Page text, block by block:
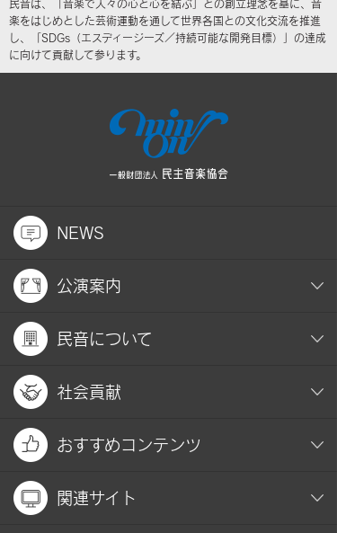
民音は、「音楽で人々の心と心を結ぶ」との創立理念を基に、音
楽をはじめとした芸術運動を通して世界各国との文化交流を推進
し、「SDGs（エスディージーズ／持続可能な開発目標）」の達成
に向けて貢献して参ります。
NEWS
公演案内
民音について
社会貢献
おすすめコンテンツ
関連サイト